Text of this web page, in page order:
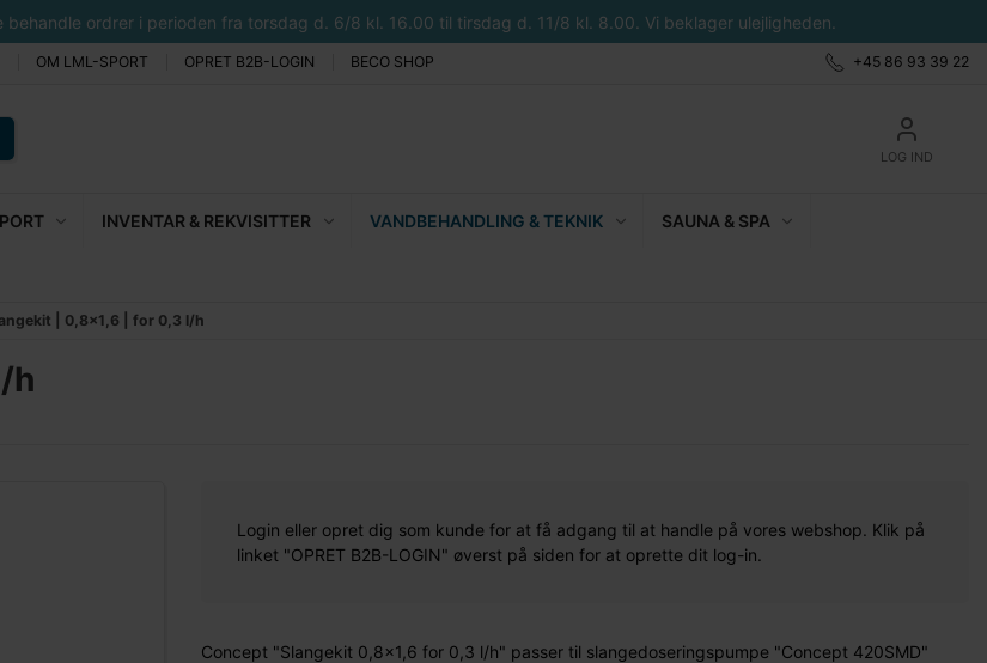
ordrer i perioden fra torsdag d. 6/8 kl. 16.00 til tirsdag d. 11/8 kl. 8.00. Vi beklager ulejligheden.
OM LML-SPORT OPRET B2B-LOGIN BECO SHOP +45 86 93 39 22
LOG IND
INVENTAR & REKVISITTER VANDBEHANDLING & TEKNIK SAUNA & SPA
| 0,8x1,6 | for 0,3 l/h
h
Login eller opret dig som kunde for at få adgang til at handle på vores webshop. Klik på
linket "OPRET B2B-LOGIN" øverst på siden for at oprette dit log-in.
Concept "Slangekit 0,8x1,6 for 0,3 l/h" passer til slangedoseringspumpe "Concept 420SMD"